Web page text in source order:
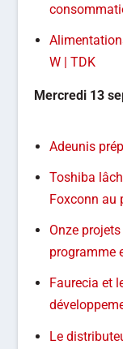
W | TDK
Mercredi 13
Adeunis
Toshiba
Foxconn au
Onze
programme
Faurecia et
Le